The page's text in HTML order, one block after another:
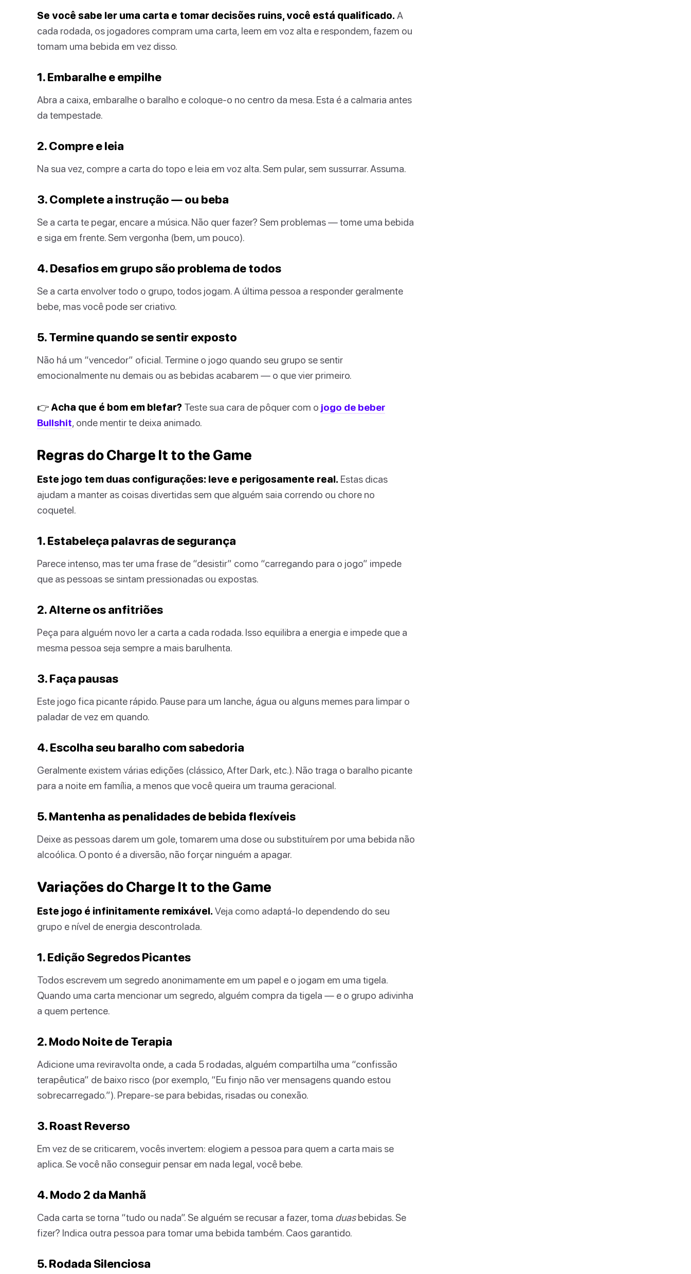
Se você sabe ler uma carta e tomar decisões ruins, você está qualificado. A
cada rodada, os jogadores compram uma carta, leem em voz alta e respondem, fazem ou
tomam uma bebida em vez disso.
1. Embaralhe e empilhe
Abra a caixa, embaralhe o baralho e coloque-o no centro da mesa. Esta é a calmaria antes
da tempestade.
2. Compre e leia
Na sua vez, compre a carta do topo e leia em voz alta. Sem pular, sem sussurrar. Assuma.
3. Complete a instrução — ou beba
Se a carta te pegar, encare a música. Não quer fazer? Sem problemas — tome uma bebida
e siga em frente. Sem vergonha (bem, um pouco).
4. Desafios em grupo são problema de todos
Se a carta envolver todo o grupo, todos jogam. A última pessoa a responder geralmente
bebe, mas você pode ser criativo.
5. Termine quando se sentir exposto
Não há um “vencedor” oficial. Termine o jogo quando seu grupo se sentir
emocionalmente nu demais ou as bebidas acabarem — o que vier primeiro.
👉 Acha que é bom em blefar? Teste sua cara de pôquer com o jogo de beber
Bullshit, onde mentir te deixa animado.
Regras do Charge It to the Game
Este jogo tem duas configurações: leve e perigosamente real. Estas dicas
ajudam a manter as coisas divertidas sem que alguém saia correndo ou chore no
coquetel.
1. Estabeleça palavras de segurança
Parece intenso, mas ter uma frase de “desistir” como “carregando para o jogo” impede
que as pessoas se sintam pressionadas ou expostas.
2. Alterne os anfitriões
Peça para alguém novo ler a carta a cada rodada. Isso equilibra a energia e impede que a
mesma pessoa seja sempre a mais barulhenta.
3. Faça pausas
Este jogo fica picante rápido. Pause para um lanche, água ou alguns memes para limpar o
paladar de vez em quando.
4. Escolha seu baralho com sabedoria
Geralmente existem várias edições (clássico, After Dark, etc.). Não traga o baralho picante
para a noite em família, a menos que você queira um trauma geracional.
5. Mantenha as penalidades de bebida flexíveis
Deixe as pessoas darem um gole, tomarem uma dose ou substituírem por uma bebida não
alcoólica. O ponto é a diversão, não forçar ninguém a apagar.
Variações do Charge It to the Game
Este jogo é infinitamente remixável. Veja como adaptá-lo dependendo do seu
grupo e nível de energia descontrolada.
1. Edição Segredos Picantes
Todos escrevem um segredo anonimamente em um papel e o jogam em uma tigela.
Quando uma carta mencionar um segredo, alguém compra da tigela — e o grupo adivinha
a quem pertence.
2. Modo Noite de Terapia
Adicione uma reviravolta onde, a cada 5 rodadas, alguém compartilha uma “confissão
terapêutica” de baixo risco (por exemplo, “Eu finjo não ver mensagens quando estou
sobrecarregado.”). Prepare-se para bebidas, risadas ou conexão.
3. Roast Reverso
Em vez de se criticarem, vocês invertem: elogiem a pessoa para quem a carta mais se
aplica. Se você não conseguir pensar em nada legal, você bebe.
4. Modo 2 da Manhã
Cada carta se torna “tudo ou nada”. Se alguém se recusar a fazer, toma duasbebidas. Se
fizer? Indica outra pessoa para tomar uma bebida também. Caos garantido.
5. Rodada Silenciosa